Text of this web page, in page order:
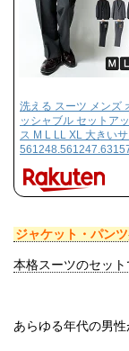
洗える スーツ メンズ
ッシャブル セットア
ス M L LL XL 大きい
ジャケット・パンツ
本格スーツのセット
あらゆる年代の男